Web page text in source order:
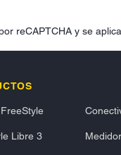
reCAPTCHA y se
Libre 3